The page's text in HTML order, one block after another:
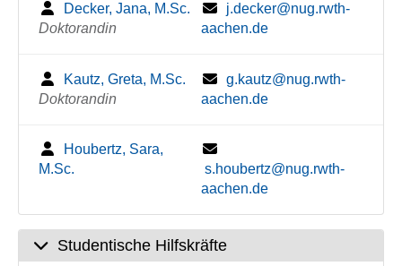
Decker, Jana, M.Sc.
Doktorandin
j.decker@nug.rwth-
aachen.de
Kautz, Greta, M.Sc.
Doktorandin
g.kautz@nug.rwth-
aachen.de
Houbertz, Sara,
M.Sc.
s.houbertz@nug.rwth-
aachen.de
Studentische Hilfskräfte